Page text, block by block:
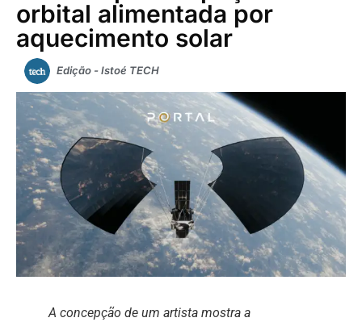
orbital alimentada por
aquecimento solar
Edição - Istoé TECH
A concepção de um artista mostra a